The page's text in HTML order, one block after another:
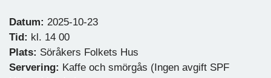
Datum: 2025-10-23
Tid: kl. 14 00
Plats: Söråkers Folkets Hus
Servering: Kaffe och smörgås (Ingen avgift SPF